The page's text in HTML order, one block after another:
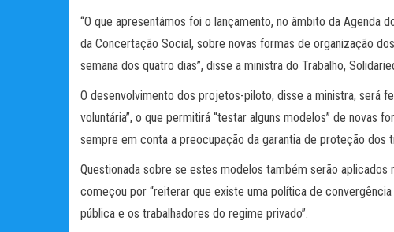
“O que apresentámos foi o lançamento, no âmbito da Agenda
da Concertação Social, sobre novas formas de organização
semana dos quatro dias”, disse a ministra do Trabalho,
O desenvolvimento dos projetos-piloto, disse a ministra, será
voluntária”, o que permitirá “testar alguns modelos” de novas
sempre em conta a preocupação da garantia de proteção dos
Questionada sobre se estes modelos também serão aplicados
começou por “reiterar que existe uma política de
pública e os trabalhadores do regime privado”.